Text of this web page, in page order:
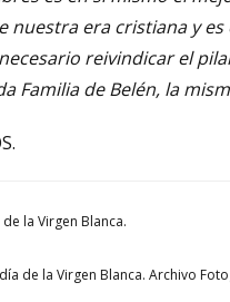
nuestra era cristiana y
reivindicar el
Familia de Belén, la
la Virgen Blanca.
de la Virgen Blanca. Archivo